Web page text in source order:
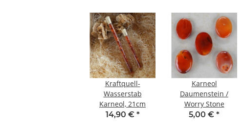
Kraftquell-
Wasserstab
Karneol, 21cm
14,90 € *
Karneol
Daumenstein /
Worry Stone
5,00 € *